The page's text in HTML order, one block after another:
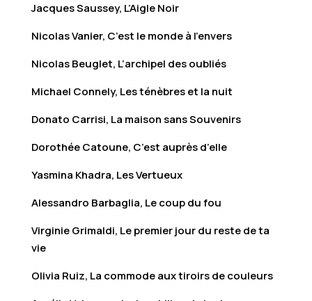
Jacques Saussey, L’Aigle Noir
Nicolas Vanier, C’est le monde à l’envers
Nicolas Beuglet, L’archipel des oubliés
Michael Connely, Les ténèbres et la nuit
Donato Carrisi, La maison sans Souvenirs
Dorothée Catoune, C’est auprès d’elle
Yasmina Khadra, Les Vertueux
Alessandro Barbaglia, Le coup du fou
Virginie Grimaldi, Le premier jour du reste de ta
vie
Olivia Ruiz, La commode aux tiroirs de couleurs